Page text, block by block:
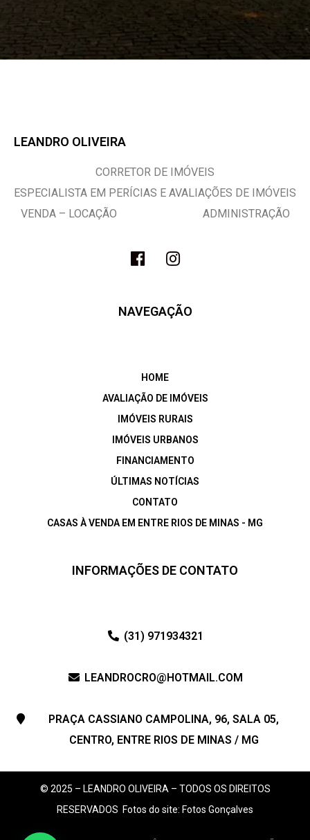
LEANDRO OLIVEIRA
CORRETOR DE IMÓVEIS
ESPECIALISTA EM PERÍCIAS E AVALIAÇÕES DE IMÓVEIS
VENDA – LOCAÇÃO ADMINISTRAÇÃO
NAVEGAÇÃO
HOME
AVALIAÇÃO DE IMÓVEIS
IMÓVEIS RURAIS
IMÓVEIS URBANOS
FINANCIAMENTO
ÚLTIMAS NOTÍCIAS
CONTATO
CASAS À VENDA EM ENTRE RIOS DE MINAS - MG
INFORMAÇÕES DE CONTATO
(31) 971934321
LEANDROCRO@HOTMAIL.COM
PRAÇA CASSIANO CAMPOLINA, 96, SALA 05,
CENTRO, ENTRE RIOS DE MINAS / MG
© 2025 – LEANDRO OLIVEIRA – TODOS OS DIREITOS
RESERVADOS Fotos do site: Fotos Gonçalves